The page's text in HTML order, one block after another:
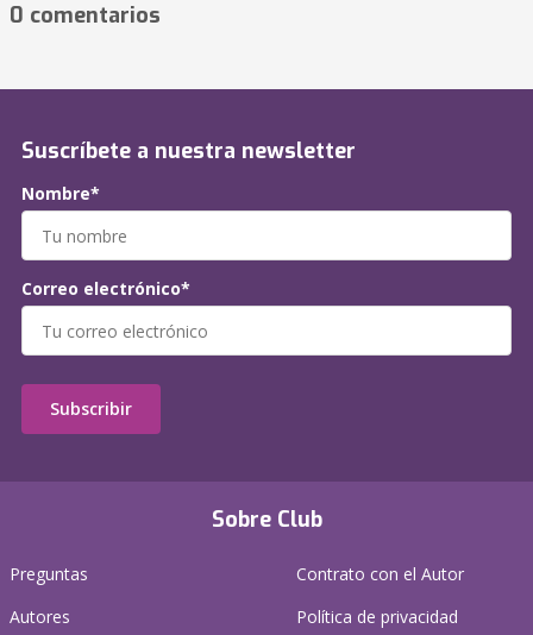
0 comentarios
Sobre Club
Preguntas
Autores
Contrato con el Autor
Política de privacidad
Suscríbete a nuestra newsletter
Nombre*
Correo electrónico*
Subscribir